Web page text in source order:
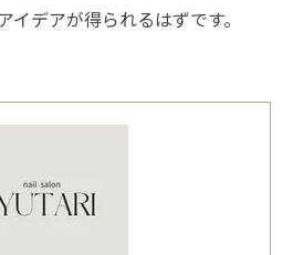
イデアが得られるはずです。